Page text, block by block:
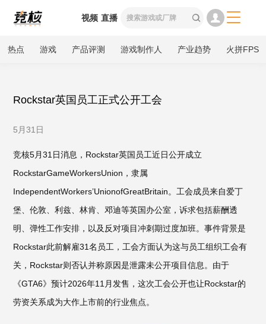
视频 直播  
热点 游戏 产品评测 游戏制作人 产业趋势 火拼FPS
Rockstar英国员工正式公开工会
5月31日
竞核5月31日消息，Rockstar英国员工近日公开成立
RockstarGameWorkersUnion，隶属
IndependentWorkers’UnionofGreatBritain。工会成员来自爱丁
堡、伦敦、利兹、林肯、邓迪等英国办公室，诉求包括薪酬透
明、弹性工作安排，以及反对项目冲刺期过度加班。事件背景是
Rockstar此前解雇31名员工，工会方面认为这与员工组织工会有
关，Rockstar则否认并称原因是泄露未公开项目信息。由于
《GTA6》预计2026年11月发售，这次工会公开也让Rockstar的
劳资关系成为大作上市前的行业焦点。